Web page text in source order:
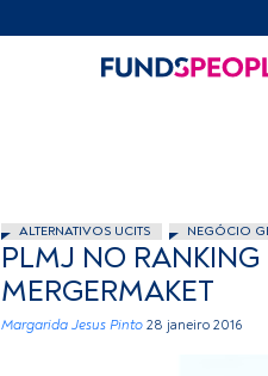
ALTERNATIVOS UCITS NEGÓCIO
PLMJ NO RANKING
MERGERMAKET
Margarida Jesus Pinto 28 janeiro 2016